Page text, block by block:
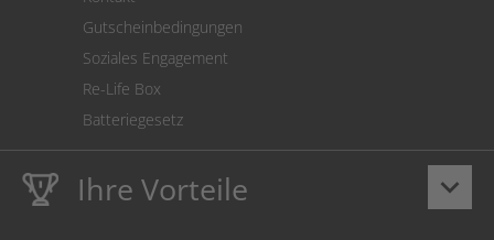
Gutscheinbedingungen
Soziales Engagement
Re-Life Box
Batteriegesetz
keyboard_arrow_down
Ihre Vorteile